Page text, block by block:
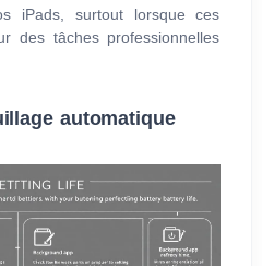
iPads, surtout lorsque ces
des tâches professionnelles
automatique